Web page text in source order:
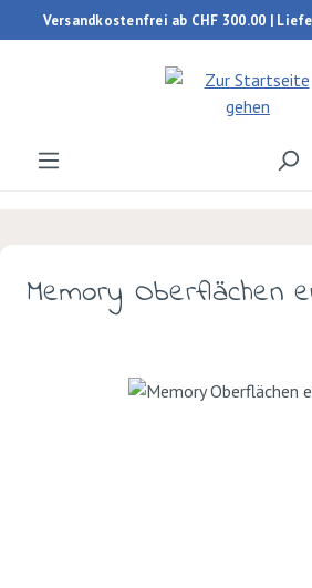
Zum Hauptinhalt springen
Versandkostenfrei ab CHF 300.00 |
Memory Oberflächen
Bildergalerie überspringen